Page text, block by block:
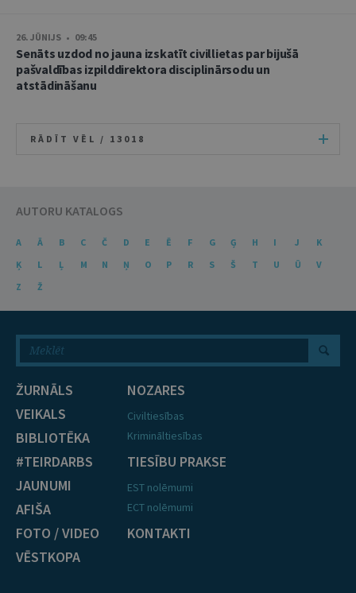
26. JŪNIJS • 09:45
Senāts uzdod no jauna izskatīt civillietas par bijušā
pašvaldības izpilddirektora disciplinārsodu un
atstādināšanu
RĀDĪT VĒL / 13018
AUTORU KATALOGS
A Ā B C Č D E Ē F G Ģ H I J
K
Ķ
L Ļ M N Ņ O P R S Š T U Ū
V
Z
Ž
ŽURNĀLS
VEIKALS
BIBLIOTĒKA
#TEIRDARBS
JAUNUMI
AFIŠA
FOTO / VIDEO
VĒSTKOPA
NOZARES
Civiltiesības
Krimināltiesības
TIESĪBU PRAKSE
EST nolēmumi
ECT nolēmumi
KONTAKTI